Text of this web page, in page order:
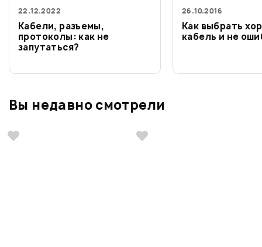
22.12.2022
Кабели, разъемы,
протоколы: как не
запутаться?
26.10.2016
Как выбрать
кабель и не
Вы недавно смотрели